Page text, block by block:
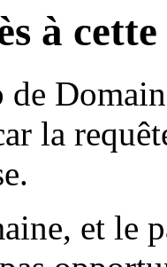
à
la
et le